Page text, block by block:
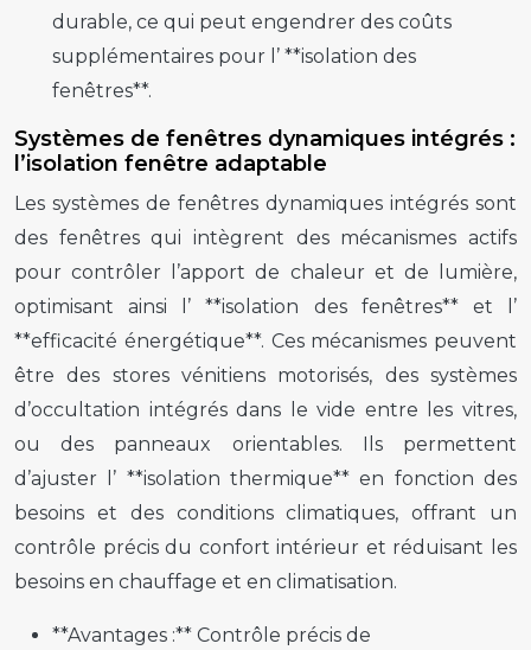
durable, ce qui peut engendrer des coûts
supplémentaires pour l’ **isolation des
fenêtres**.
Systèmes de fenêtres dynamiques intégrés :
l’isolation fenêtre adaptable
Les systèmes de fenêtres dynamiques intégrés sont
des fenêtres qui intègrent des mécanismes actifs
pour contrôler l’apport de chaleur et de lumière,
optimisant ainsi l’ **isolation des fenêtres** et l’
**efficacité énergétique**. Ces mécanismes peuvent
être des stores vénitiens motorisés, des systèmes
d’occultation intégrés dans le vide entre les vitres,
ou des panneaux orientables. Ils permettent
d’ajuster l’ **isolation thermique** en fonction des
besoins et des conditions climatiques, offrant un
contrôle précis du confort intérieur et réduisant les
besoins en chauffage et en climatisation.
**Avantages :** Contrôle précis de